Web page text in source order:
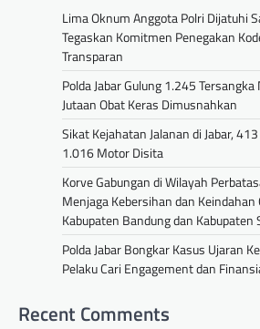
Lima Oknum Anggota Polri Dijatuhi
Tegaskan Komitmen Penegakan
Transparan
Polda Jabar Gulung 1.245
Jutaan Obat Keras Dimusnahkan
Sikat Kejahatan Jalanan di Jabar,
1.016 Motor Disita
Korve Gabungan di Wilayah
Menjaga Kebersihan dan
Kabupaten Bandung dan Kabupaten
Polda Jabar Bongkar Kasus Ujaran
Pelaku Cari Engagement dan
Recent Comments